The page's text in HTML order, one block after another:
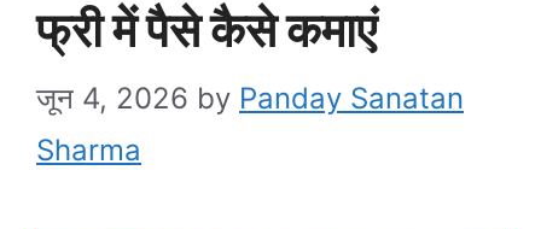
फ्री में पैसे कैसे कमाएं
जून 4, 2026 by Panday Sanatan
Sharma